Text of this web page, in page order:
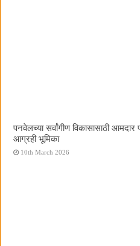
पनवेलच्या सर्वांगीण विकासासाठी
आग्रही भूमिका
10th March 2026